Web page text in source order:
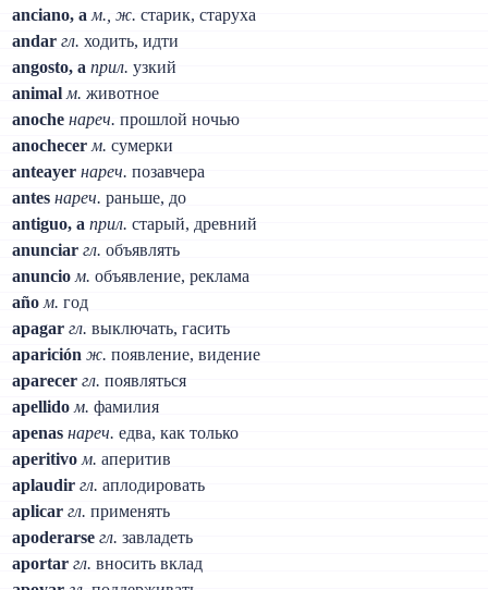
anciano, a м., ж. старик, старуха
andar гл. ходить, идти
angosto, a прил. узкий
animal м. животное
anoche нареч. прошлой ночью
anochecer м. сумерки
anteayer нареч. позавчера
antes нареч. раньше, до
antiguo, a прил. старый, древний
anunciar гл. объявлять
anuncio м. объявление, реклама
año м. год
apagar гл. выключать, гасить
aparición ж. появление, видение
aparecer гл. появляться
apellido м. фамилия
apenas нареч. едва, как только
aperitivo м. аперитив
aplaudir гл. аплодировать
aplicar гл. применять
apoderarse гл. завладеть
aportar гл. вносить вклад